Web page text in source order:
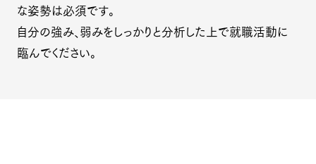
な姿勢は必須です。
自分の強み、弱みをしっかりと分析した上で就職活動に
臨んでください。